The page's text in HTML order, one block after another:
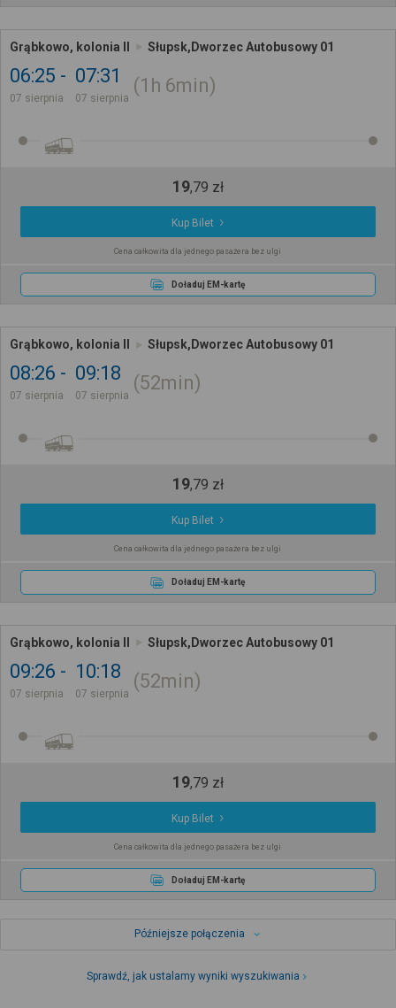
Grąbkowo, kolonia II Słupsk,Dworzec Autobusowy 01
06:25
07 sierpnia
07:31
07 sierpnia
1h 6min
19,79 zł
Kup Bilet
Cena całkowita dla jednego pasażera bez ulgi
Doładuj EM-kartę
Grąbkowo, kolonia II Słupsk,Dworzec Autobusowy 01
08:26
07 sierpnia
09:18
07 sierpnia
52min
19,79 zł
Kup Bilet
Cena całkowita dla jednego pasażera bez ulgi
Doładuj EM-kartę
Grąbkowo, kolonia II Słupsk,Dworzec Autobusowy 01
09:26
07 sierpnia
10:18
07 sierpnia
52min
19,79 zł
Kup Bilet
Cena całkowita dla jednego pasażera bez ulgi
Doładuj EM-kartę
Późniejsze połączenia
Sprawdź, jak ustalamy wyniki wyszukiwania